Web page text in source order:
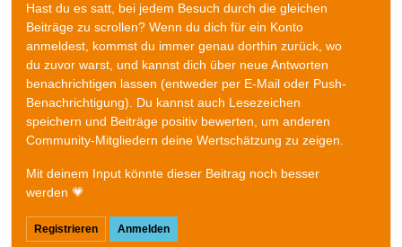
Hast du es satt, bei jedem Besuch durch die gleichen
Beiträge zu scrollen? Wenn du dich für ein Konto
anmeldest, kommst du immer genau dorthin zurück, wo
du zuvor warst, und kannst dich über neue Antworten
benachrichtigen lassen (entweder per E-Mail oder Push-
Benachrichtigung). Du kannst auch Lesezeichen
speichern und Beiträge positiv bewerten, um anderen
Community-Mitgliedern deine Wertschätzung zu zeigen.
Mit deinem Input könnte dieser Beitrag noch besser
werden 💗
Registrieren Anmelden